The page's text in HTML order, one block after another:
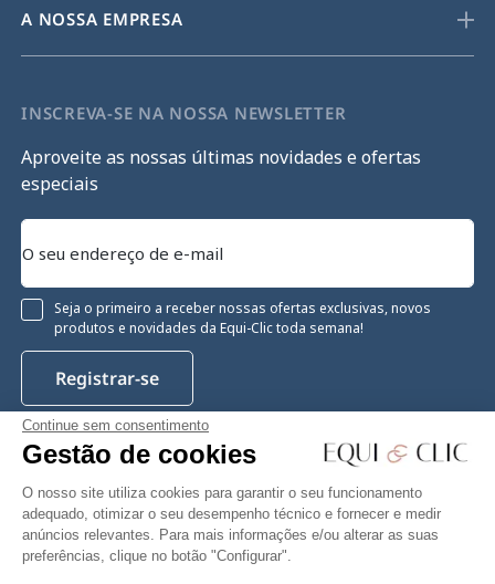
Continue sem consentimento
Gestão de cookies
O nosso site utiliza cookies para garantir o seu funcionamento
adequado, otimizar o seu desempenho técnico e fornecer e medir
anúncios relevantes. Para mais informações e/ou alterar as suas
preferências, clique no botão "Configurar".
A NOSSA EMPRESA
INSCREVA-SE NA NOSSA NEWSLETTER
Aproveite as nossas últimas novidades e ofertas
especiais
Seja o primeiro a receber nossas ofertas exclusivas, novos
produtos e novidades da Equi-Clic toda semana!
Registrar-se
Facebook Twitter
YouTube
Pinterest
Instagram